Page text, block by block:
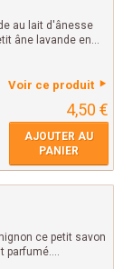
au lait d'ânesse
âne lavande en...
Voir ce produit
4,50 €
AJOUTER AU
PANIER
ce petit savon
parfumé....